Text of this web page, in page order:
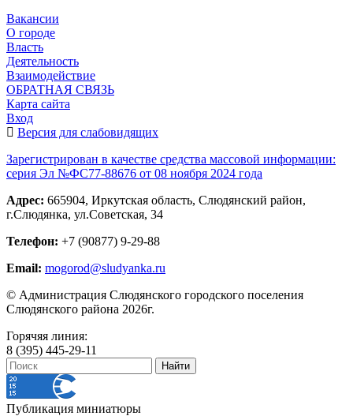
Вакансии
О городе
Власть
Деятельность
Взаимодействие
ОБРАТНАЯ СВЯЗЬ
Карта сайта
Вход
Версия для слабовидящих
Зарегистрирован в качестве средства массовой информации:
серия Эл №ФС77-88676 от 08 ноября 2024 года
Адрес: 665904, Иркутская область, Слюдянский район,
г.Слюдянка, ул.Советская, 34
Телефон: +7 (90877) 9-29-88
Email: mogorod@sludyanka.ru
© Администрация Слюдянского городского поселения
Слюдянского района 2026г.
Горячяя линия:
8 (395) 445-29-11
Публикация миниатюры